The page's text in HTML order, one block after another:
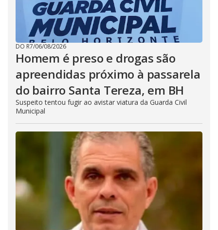
DO R7/06/08/2026
Homem é preso e drogas são
apreendidas próximo à passarela
do bairro Santa Tereza, em BH
Suspeito tentou fugir ao avistar viatura da Guarda Civil
Municipal